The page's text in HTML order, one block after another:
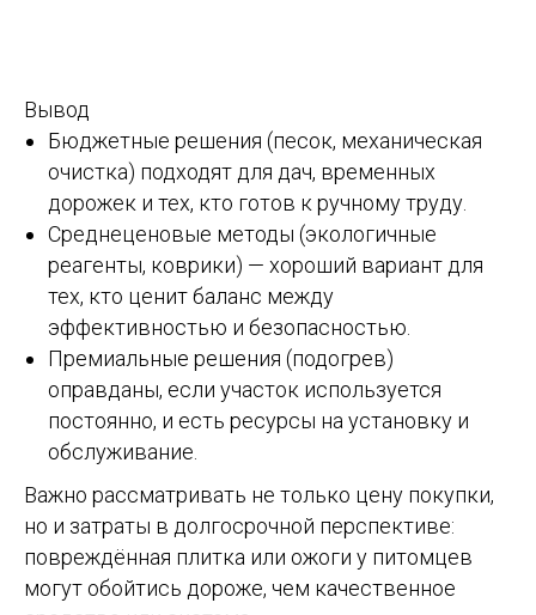
Вывод
Бюджетные решения (песок, механическая
очистка) подходят для дач, временных
дорожек и тех, кто готов к ручному труду.
Среднеценовые методы (экологичные
реагенты, коврики) — хороший вариант для
тех, кто ценит баланс между
эффективностью и безопасностью.
Премиальные решения (подогрев)
оправданы, если участок используется
постоянно, и есть ресурсы на установку и
обслуживание.
Важно рассматривать не только цену покупки,
но и затраты в долгосрочной перспективе:
повреждённая плитка или ожоги у питомцев
могут обойтись дороже, чем качественное